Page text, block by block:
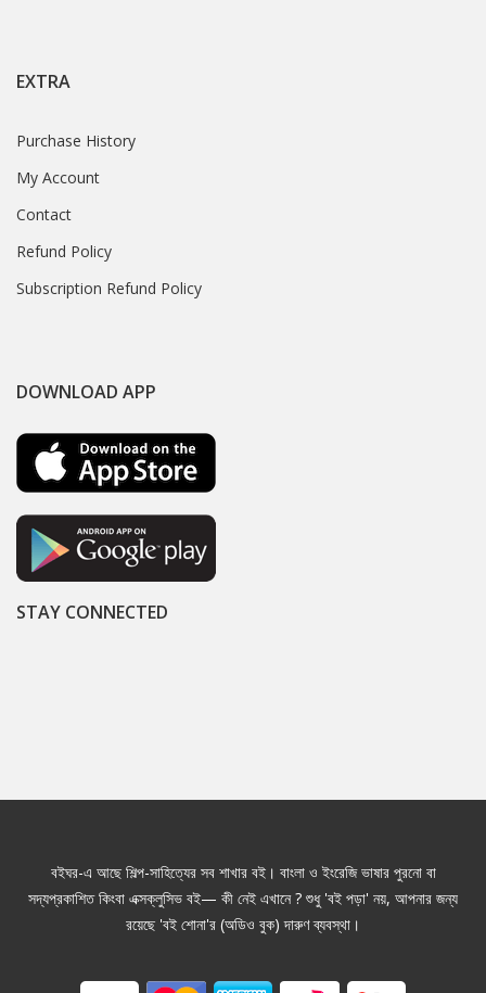
EXTRA
Purchase History
My Account
Contact
Refund Policy
Subscription Refund Policy
DOWNLOAD APP
STAY CONNECTED
বইঘর-এ আছে শিল্প-সাহিত্যের সব শাখার বই। বাংলা ও ইংরেজি ভাষার পুরনো বা
সদ্যপ্রকাশিত কিংবা এক্সক্লুসিভ বই— কী নেই এখানে ? শুধু 'বই পড়া' নয়, আপনার জন্য
রয়েছে 'বই শোনা'র (অডিও বুক) দারুণ ব্যবস্থা।